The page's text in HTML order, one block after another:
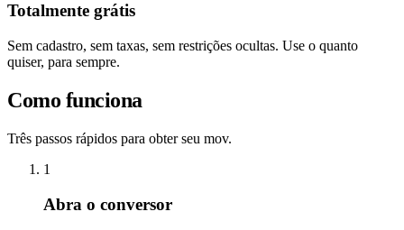
Totalmente grátis
Sem cadastro, sem taxas, sem restrições ocultas. Use o quanto
quiser, para sempre.
Como funciona
Três passos rápidos para obter seu mov.
1
Abra o conversor